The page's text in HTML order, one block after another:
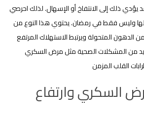
يؤدي ذلك إلى الانتفاخ أو الإسهال. لذلك احرصي
وليس فقط في رمضان. يحتوي هذا النوع من
الدهون المتحولة ويرتبط الاستهلاك المرتفع
من المشكلات الصحية مثل مرض السكري
القلب المزمن
السكري وارتفاع